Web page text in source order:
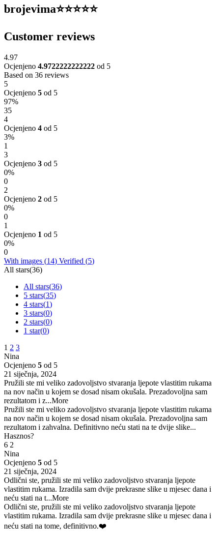
brojevima⭐️⭐️⭐️⭐️⭐️
Customer reviews
4.97
Ocjenjeno 4.9722222222222 od 5
Based on 36 reviews
5
Ocjenjeno 5 od 5
97%
35
4
Ocjenjeno 4 od 5
3%
1
3
Ocjenjeno 3 od 5
0%
0
2
Ocjenjeno 2 od 5
0%
0
1
Ocjenjeno 1 od 5
0%
0
With images (14) Verified (5)
All stars(36)
All stars(36)
5 stars(35)
4 stars(1)
3 stars(0)
2 stars(0)
1 star(0)
1 2 3
Nina
Ocjenjeno 5 od 5
21 siječnja, 2024
Pružili ste mi veliko zadovoljstvo stvaranja ljepote vlastitim rukama
na nov način u kojem se dosad nisam okušala. Prezadovoljna sam
rezultatom i z...More
Pružili ste mi veliko zadovoljstvo stvaranja ljepote vlastitim rukama
na nov način u kojem se dosad nisam okušala. Prezadovoljna sam
rezultatom i zahvalna. Definitivno neću stati na te dvije slike...
Hasznos?
6 2
Nina
Ocjenjeno 5 od 5
21 siječnja, 2024
Odlični ste, pružili ste mi veliko zadovoljstvo stvaranja ljepote
vlastitim rukama. Izradila sam dvije prekrasne slike u mjesec dana i
neću stati na t...More
Odlični ste, pružili ste mi veliko zadovoljstvo stvaranja ljepote
vlastitim rukama. Izradila sam dvije prekrasne slike u mjesec dana i
neću stati na tome, definitivno.❤️